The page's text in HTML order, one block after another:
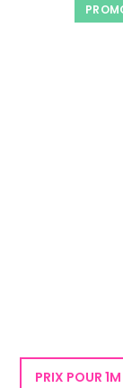
PRIX POUR 1M